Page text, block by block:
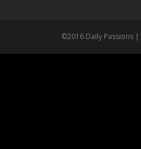
©2016 Daily Passions